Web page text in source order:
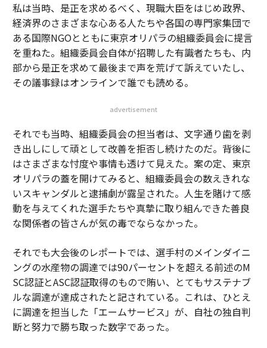
私は当時、是正を求めるべく、現職大臣をはじめ政界、
経済界のさまざまな心ある人たちや各国の専門家集団で
ある国際NGOとともに東京オリパラの組織委員会に提言
を重ねた。組織委員会自体が招聘した有識者たちも、内
部から是正を求めて最後まで声を荒げて訴えていたし、
その議事録はオンラインで誰でも読める。
advertisement
それでも当時、組織委員会の担当者は、文字通り歯を剥
き出しにして頑として改善を拒否し続けたのだ。背後に
はさまざまな忖度や事情も透けて見えた。案の定、東京
オリパラの蓋を開けてみると、組織委員会の数えきれな
いスキャンダルと逮捕劇が露呈された。人生を賭けて感
動を与えてくれた選手たちや真摯に取り組んできた善良
な関係者の皆さんが気の毒でならなかった。
それでも大会後のレポートでは、選手村のメインダイニ
ングの水産物の調達では90パーセントを超える前述のM
SC認証とASC認証取得のもので賄い、とてもサステナブ
ルな調達が達成されたと記されている。これは、ひとえ
に調達を担当した「エームサービス」が、自社の独自判
断と努力で勝ち取った数字であった。